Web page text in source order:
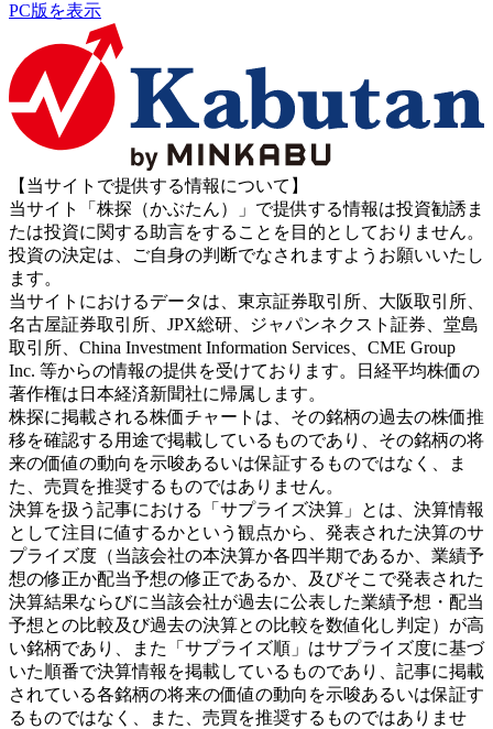
PC版を表示
【当サイトで提供する情報について】
当サイト「株探（かぶたん）」で提供する情報は投資勧誘ま
たは投資に関する助言をすることを目的としておりません。
投資の決定は、ご自身の判断でなされますようお願いいたし
ます。
当サイトにおけるデータは、東京証券取引所、大阪取引所、
名古屋証券取引所、JPX総研、ジャパンネクスト証券、堂島
取引所、China Investment Information Services、CME Group
Inc. 等からの情報の提供を受けております。日経平均株価の
著作権は日本経済新聞社に帰属します。
株探に掲載される株価チャートは、その銘柄の過去の株価推
移を確認する用途で掲載しているものであり、その銘柄の将
来の価値の動向を示唆あるいは保証するものではなく、ま
た、売買を推奨するものではありません。
決算を扱う記事における「サプライズ決算」とは、決算情報
として注目に値するかという観点から、発表された決算のサ
プライズ度（当該会社の本決算か各四半期であるか、業績予
想の修正か配当予想の修正であるか、及びそこで発表された
決算結果ならびに当該会社が過去に公表した業績予想・配当
予想との比較及び過去の決算との比較を数値化し判定）が高
い銘柄であり、また「サプライズ順」はサプライズ度に基づ
いた順番で決算情報を掲載しているものであり、記事に掲載
されている各銘柄の将来の価値の動向を示唆あるいは保証す
るものではなく、また、売買を推奨するものではありませ